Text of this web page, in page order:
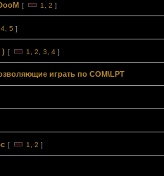
[ 1 2 ]
4 5 ]
) [ 1 2 3 4 ]
играть по COM\LPT
[ 1 2 ]